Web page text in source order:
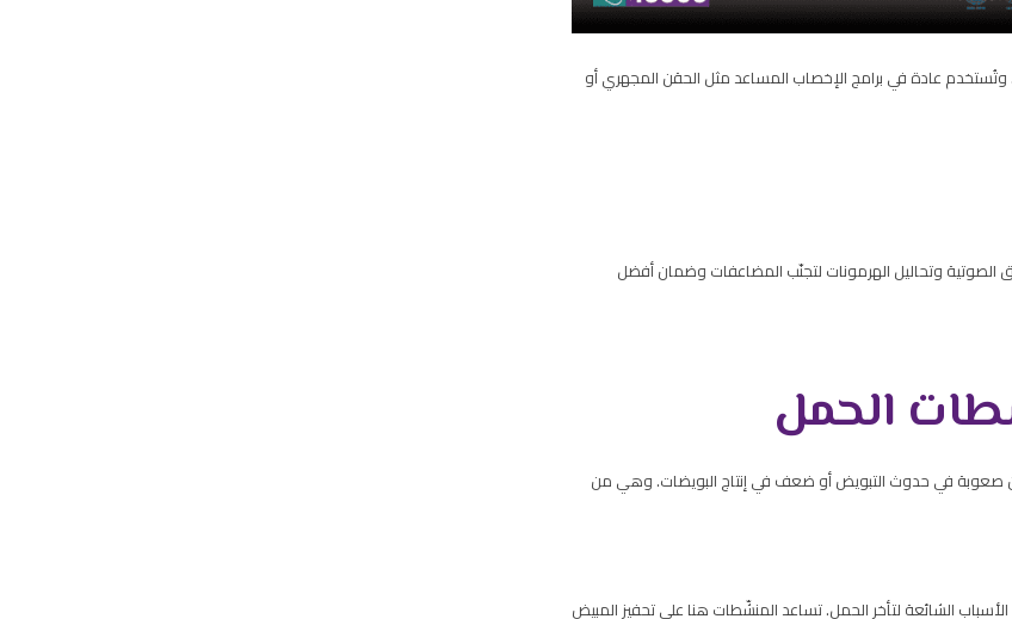
تحتوي على هرمونات مشابهة لتلك التي يفرزها الجسم طبيعيًا مثل FSH وLH. وتُستخدم عادة في برامج الإخصاب المساعد مثل الحقن المجهري أو
وتحاليل الهرمونات لتجنّب المضاعفات وضمان أفضل
الحمل
صعوبة في حدوث التبويض أو ضعف في إنتاج البويضات. وهي من
الشائعة لتأخر الحمل. تساعد المنشّطات هنا على تحفيز المبيض